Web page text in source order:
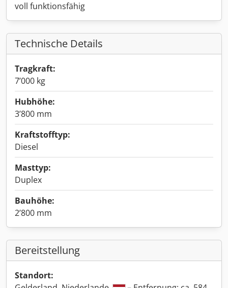
voll funktionsfähig
Technische Details
Tragkraft:
7’000 kg
Hubhöhe:
3’800 mm
Kraftstofftyp:
Diesel
Masttyp:
Duplex
Bauhöhe:
2’800 mm
Bereitstellung
Standort: